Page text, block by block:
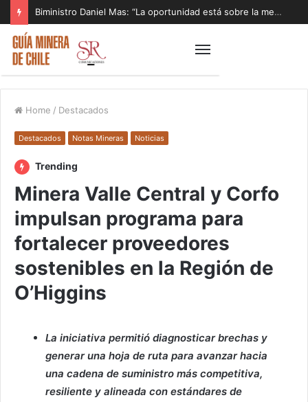
Biministro Daniel Mas: “La oportunidad está sobre la mesa y tenemos que aprovecharla”
Home / Destacados
Destacados Notas Mineras Noticias
Trending
Minera Valle Central y Corfo
impulsan programa para
fortalecer proveedores
sostenibles en la Región de
O’Higgins
La iniciativa permitió diagnosticar brechas y
generar una hoja de ruta para avanzar hacia
una cadena de suministro más competitiva,
resiliente y alineada con estándares de